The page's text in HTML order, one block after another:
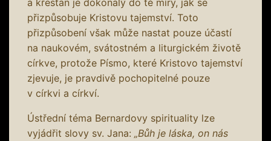
přizpůsobuje Kristovu tajemství. Toto
přizpůsobení však může nastat pouze účastí
na naukovém, svátostném a liturgickém životě
církve, protože Písmo, které Kristovo tajemství
zjevuje, je pravdivě pochopitelné pouze
v církvi a církví.
Ústřední téma Bernardovy spirituality lze
vyjádřit slovy sv. Jana: „Bůh je láska, on nás